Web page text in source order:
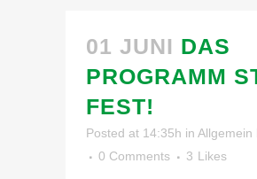
01 JUNI DAS
PROGRAMM
FEST!
Posted at 14:35h in Allgemein
0 Comments
3 Likes